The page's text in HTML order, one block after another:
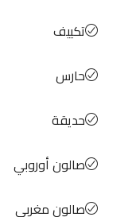
تكييف
حارس
حديقة
صالون أوروبي
صالون مغربي